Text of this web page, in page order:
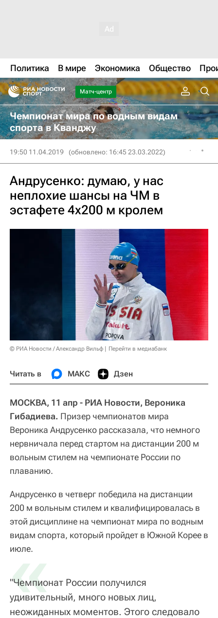
Политика В мире Экономика Общество
Матч-центр
Чемпионат мира по водным видам
спорта в Кванджу
19:50 11.04.2019 (обновлено: 16:45 23.03.2022)
Андрусенко: думаю, у нас
неплохие шансы на ЧМ в
эстафете 4х200 м кролем
© РИА Новости / Александр Вильф Перейти в медиабанк
Читать в МАКС Дзен
МОСКВА, 11 апр - РИА Новости, Вероника
Гибадиева. Призер чемпионатов мира
Вероника Андрусенко рассказала, что немного
нервничала перед стартом на дистанции 200 м
вольным стилем на чемпионате России по
плаванию.
Андрусенко в четверг победила на дистанции
200 м вольным стилем и квалифицировалась в
этой дисциплине на чемпионат мира по водным
видам спорта, который пройдет в Южной Корее в
июле.
«
"Чемпионат России получился
удивительный, много новых лиц,
неожиданных моментов. Этого следовало